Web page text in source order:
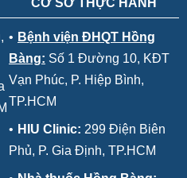
CƠ SỞ THỰC HÀNH
• Bệnh viện ĐHQT Hồng
Bàng: Số 1 Đường 10, KĐT
Vạn Phúc, P. Hiệp Bình,
TP.HCM
• HIU Clinic: 299 Điện Biên
Phủ, P. Gia Định, TP.HCM